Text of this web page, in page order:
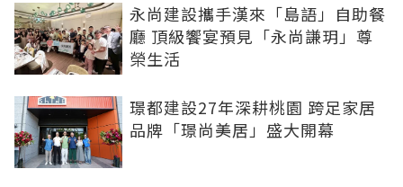
永尚建設攜手漢來「島語」自助餐
廳 頂級饗宴預見「永尚謙玥」尊
榮生活
璟都建設27年深耕桃園 跨足家居
品牌「璟尚美居」盛大開幕